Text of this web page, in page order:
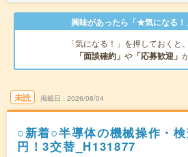
興味があったら「★気になる！
「気になる！」を押しておくと
「面談確約」 や 「応募歓迎」
未読 掲載日 2026/08/04
○新着○半導体の機械操作・
円！3交替_H131877